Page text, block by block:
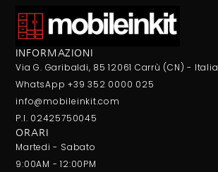
INFORMAZIONI
Via G. Garibaldi, 85 12061 Carrù (CN) - Italia
WhatsApp +39 352 0000 025
info@mobileinkit.com
P.I. 02425750045
ORARI
Martedi - Sabato
9:00AM - 12:00PM